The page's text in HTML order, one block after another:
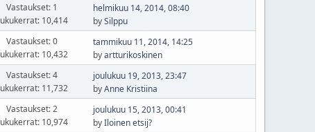
Vastaukset: 1
10,414
helmikuu 14, 2014, 08:40
bySilppu
Vastaukset: 0
10,432
tammikuu 11, 2014, 14:25
byartturikoskinen
Vastaukset: 4
11,732
joulukuu 19, 2013, 23:47
byAnne Kristiina
Vastaukset: 2
10,974
joulukuu 15, 2013, 00:41
byIloinen etsij?